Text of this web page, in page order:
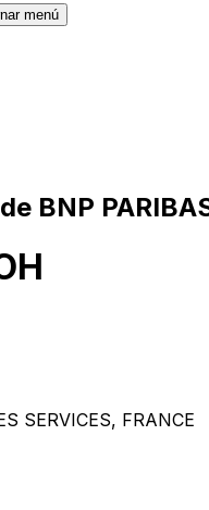
menú
BNP
SERVICES, FRANCE